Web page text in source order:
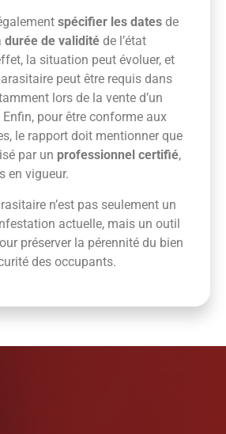
spécifier les dates de
durée de validité de l’état
la situation peut évoluer, et
peut être requis dans
lors de la vente d’un
pour être conforme aux
le rapport doit mentionner que
par un professionnel certifié,
en vigueur.
n’est pas seulement un
actuelle, mais un outil
préserver la pérennité du bien
des occupants.